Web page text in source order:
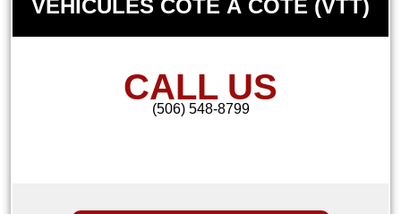
VÉHICULES CÔTE À CÔTE (VTT)
CALL US
(506) 548-8799